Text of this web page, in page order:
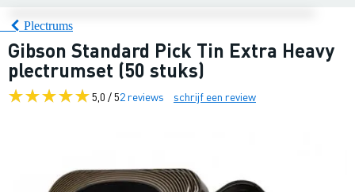
Plectrums
Gibson Standard Pick Tin Extra Heavy
plectrumset (50 stuks)
5,0 / 52 reviews schrijf een review